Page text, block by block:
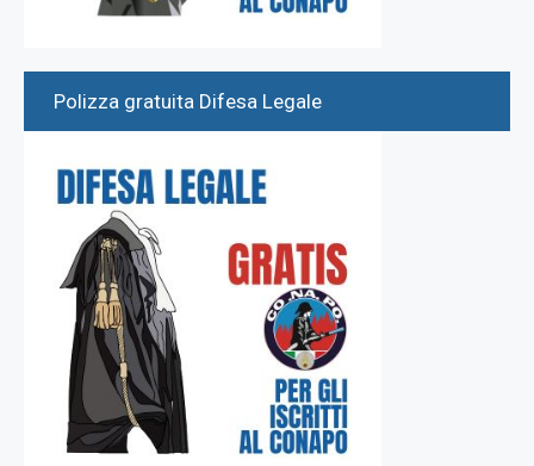
Polizza gratuita Difesa Legale